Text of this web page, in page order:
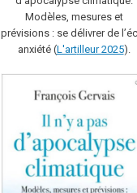
Modèles, mesures et
prévisions : se délivrer de
anxiété (L'artilleur 2025).